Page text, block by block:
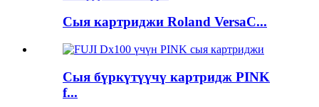
Сыя картриджи Roland VersaC...
Сыя бүркүтүүчү картридж PINK
f...